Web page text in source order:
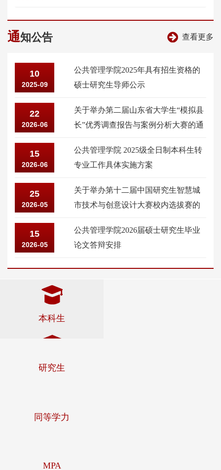
通知公告 查看更多
10
2025-09
公共管理学院2025年具有招生资格的
硕士研究生导师公示
22
2026-06
关于举办第二届山东省大学生“模拟县
长”优秀调查报告与案例分析大赛的通
15
2026-06
公共管理学院 2025级全日制本科生转
专业工作具体实施方案
25
2026-05
关于举办第十二届中国研究生智慧城
市技术与创意设计大赛校内选拔赛的
15
2026-05
公共管理学院2026届硕士研究生毕业
论文答辩安排
本科生
研究生
同等学力
MPA